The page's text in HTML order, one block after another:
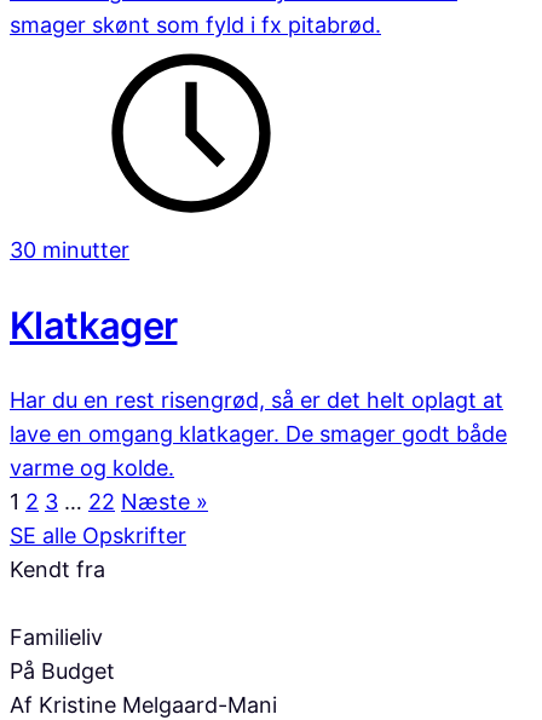
smager skønt som fyld i fx pitabrød.
30 minutter
Klatkager
Har du en rest risengrød, så er det helt oplagt at
lave en omgang klatkager. De smager godt både
varme og kolde.
1 2 3 … 22 Næste »
SE alle Opskrifter
Kendt fra
Familieliv
På Budget
Af Kristine Melgaard-Mani